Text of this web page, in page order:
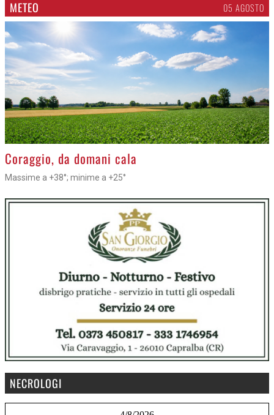
METEO 05 AGOSTO
>
Coraggio, da domani cala
Massime a +38°; minime a +25°
NECROLOGI